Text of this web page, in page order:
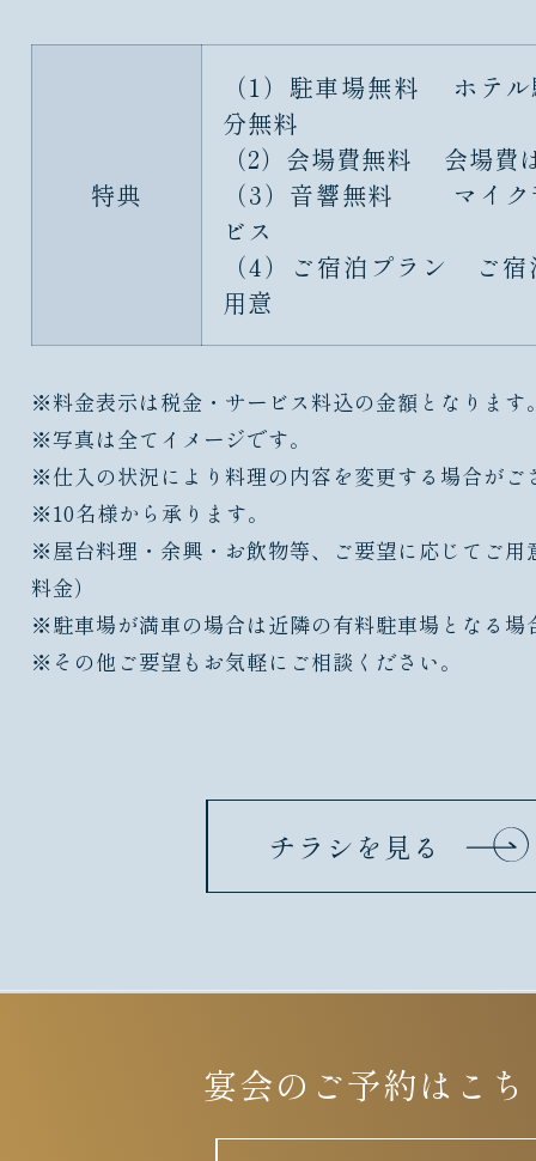
特典
（1）駐車場無料 ホテ
分無料
（2）会場費無料 会場費
（3）音響無料 マイク
ビス
（4）ご宿泊プラン ご
用意
※料金表示は税金・サービス料込の金額となります
※写真は全てイメージです。
※仕入の状況により料理の内容を変更する場合がご
※10名様から承ります。
※屋台料理・余興・お飲物等、ご要望に応じてご用
料金）
※駐車場が満車の場合は近隣の有料駐車場となる場
※その他ご要望もお気軽にご相談ください。
チラシを見る
宴会のご予約はこ